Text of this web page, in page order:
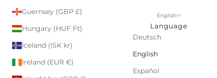
Guernsey (GBP £)
Hungary (HUF Ft)
Iceland (ISK kr)
Ireland (EUR €)
English
Language
Deutsch
English
Español